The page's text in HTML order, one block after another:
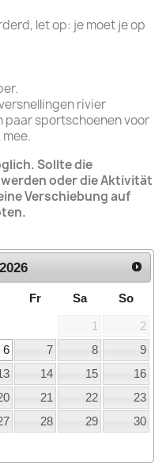
let op: je moet je op
rivier
paar sportschoenen voor
Sollte die
oder die Aktivität
Verschiebung auf
2026
Fr Sa So
1
2
6 7 8
9
14 15
16
21 22
23
28 29
30